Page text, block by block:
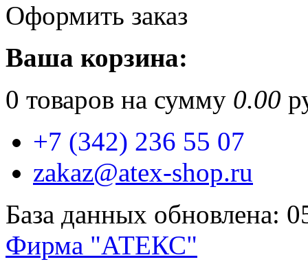
Оформить заказ
Ваша корзина:
0 товаров на сумму 0.00
+7 (342) 236 55 07
zakaz@atex-shop.ru
База данных обновлена:
Фирма "АТЕКС"